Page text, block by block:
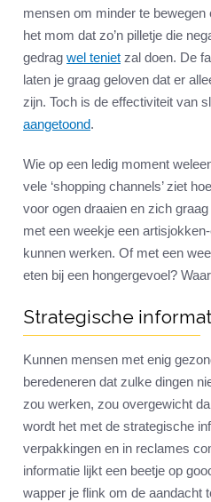
mensen om minder te
het mom dat zo’n pilletje die
gedrag wel teniet zal doen. De
laten je graag geloven dat er
zijn. Toch is de effectiviteit van
aangetoond.
Wie op een ledig moment
vele ‘shopping channels’ ziet
voor ogen draaien en zich
met een weekje een
kunnen werken. Of met een
eten bij een hongergevoel?
Strategische
Kunnen mensen met enig
beredeneren dat zulke dingen
zou werken, zou overgewicht
wordt het met de strategische
verpakkingen en in reclames
informatie lijkt een beetje op
wapper je flink om de aandacht